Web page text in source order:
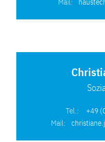
Tel.:
+49
Mail: